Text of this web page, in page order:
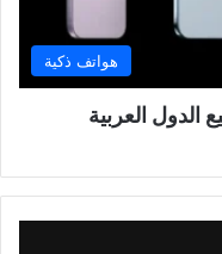
هواتف ذكية